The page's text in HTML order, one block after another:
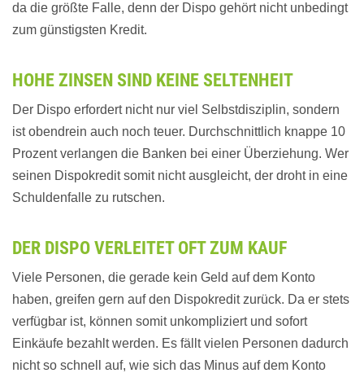
da die größte Falle, denn der Dispo gehört nicht unbedingt
zum günstigsten Kredit.
HOHE ZINSEN SIND KEINE SELTENHEIT
Der Dispo erfordert nicht nur viel Selbstdisziplin, sondern
ist obendrein auch noch teuer. Durchschnittlich knappe 10
Prozent verlangen die Banken bei einer Überziehung. Wer
seinen Dispokredit somit nicht ausgleicht, der droht in eine
Schuldenfalle zu rutschen.
DER DISPO VERLEITET OFT ZUM KAUF
Viele Personen, die gerade kein Geld auf dem Konto
haben, greifen gern auf den Dispokredit zurück. Da er stets
verfügbar ist, können somit unkompliziert und sofort
Einkäufe bezahlt werden. Es fällt vielen Personen dadurch
nicht so schnell auf, wie sich das Minus auf dem Konto